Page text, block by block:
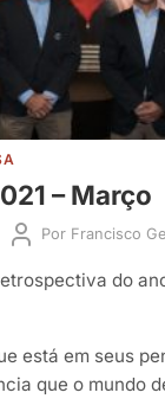
– Março
Por Francisco
do
está em seus
que o mundo